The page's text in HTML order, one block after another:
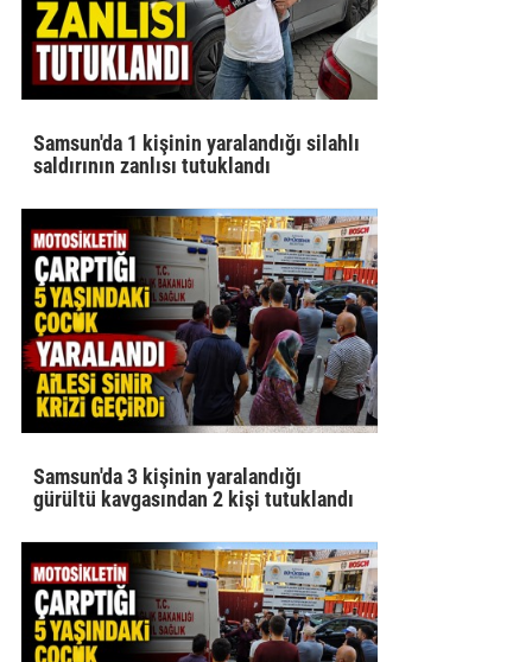
Samsun'da 1 kişinin yaralandığı silahlı
saldırının zanlısı tutuklandı
Samsun'da 3 kişinin yaralandığı
gürültü kavgasından 2 kişi tutuklandı